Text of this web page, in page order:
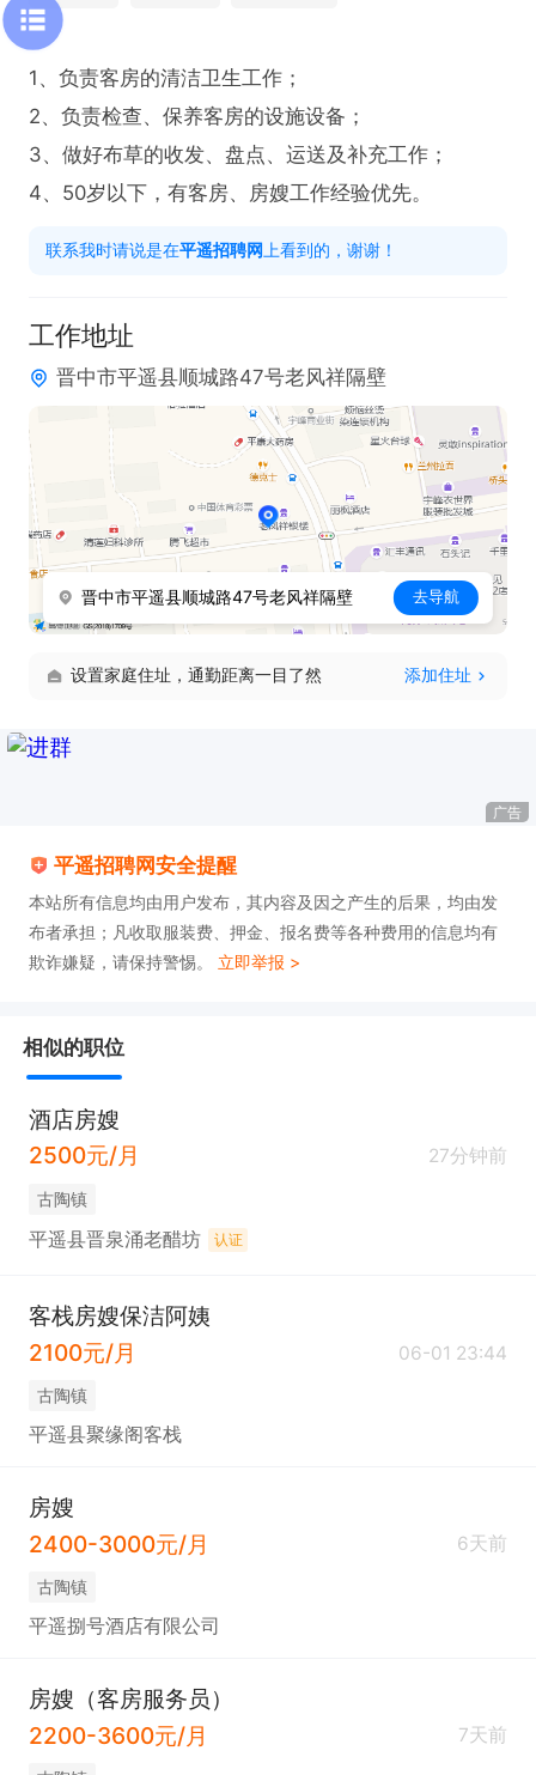
1、负责客房的清洁卫生工作；
2、负责检查、保养客房的设施设备；
3、做好布草的收发、盘点、运送及补充工作；
4、50岁以下，有客房、房嫂工作经验优先。
联系我时请说是在平遥招聘网 上看到的，谢谢！
工作地址
晋中市平遥县顺城路47号老风祥隔壁
晋中市平遥县顺城路47号老风祥隔壁 去导航
设置家庭住址，通勤距离一目了然 添加住址
广告
平遥招聘网安全提醒
本站所有信息均由用户发布，其内容及因之产生的后果，均由发
布者承担；凡收取服装费、押金、报名费等各种费用的信息均有
欺诈嫌疑，请保持警惕。 立即举报 >
相似的职位
酒店房嫂
2500元/月
27分钟前
古陶镇
平遥县晋泉涌老醋坊 认证
客栈房嫂保洁阿姨
2100元/月
06-01 23:44
古陶镇
平遥县聚缘阁客栈
房嫂
2400-3000元/月
6天前
古陶镇
平遥捌号酒店有限公司
房嫂（客房服务员）
2200-3600元/月
7天前